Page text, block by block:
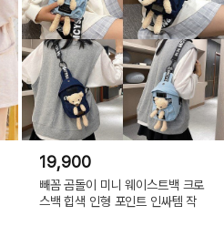
19,900
빼꼼 곰돌이 미니 웨이스트백 크로
스백 힙색 인형 포인트 인싸템 작